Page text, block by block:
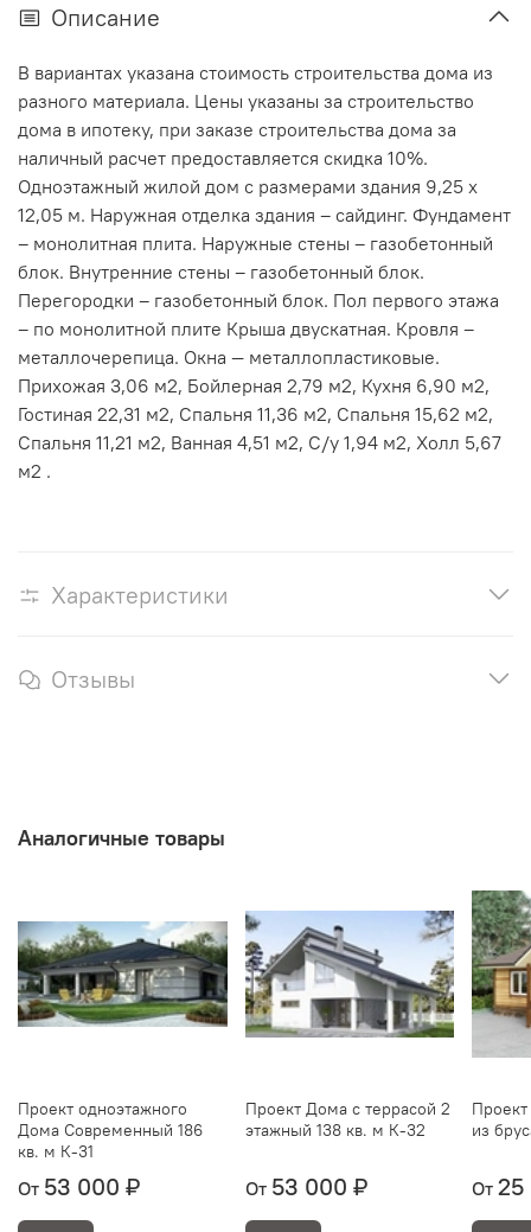
Описание
В вариантах указана стоимость строительства дома из
разного материала. Цены указаны за строительство
дома в ипотеку, при заказе строительства дома за
наличный расчет предоставляется скидка 10%.
Одноэтажный жилой дом с размерами здания 9,25 х
12,05 м. Наружная отделка здания – сайдинг. Фундамент
– монолитная плита. Наружные стены – газобетонный
блок. Внутренние стены – газобетонный блок.
Перегородки – газобетонный блок. Пол первого этажа
– по монолитной плите Крыша двускатная. Кровля –
металлочерепица. Окна — металлопластиковые.
Прихожая 3,06 м2, Бойлерная 2,79 м2, Кухня 6,90 м2,
Гостиная 22,31 м2, Спальня 11,36 м2, Спальня 15,62 м2,
Спальня 11,21 м2, Ванная 4,51 м2, С/у 1,94 м2, Холл 5,67
м2 .
Характеристики
Отзывы
Аналогичные товары
Проект одноэтажного
Дома Современный 186
кв. м К-31
От 53 000 ₽
Проект Дома с террасой 2
этажный 138 кв. м К-32
От 53 000 ₽
из
От 25